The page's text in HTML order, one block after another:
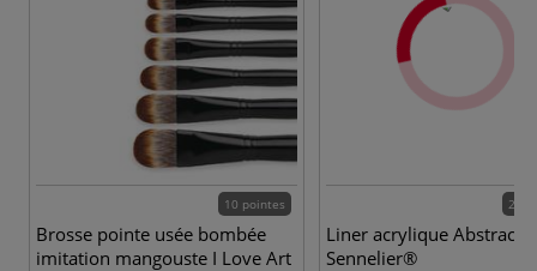
10 pointes
Brosse pointe usée bombée
imitation mangouste I Love Art
20
Liner acrylique Abstract
Sennelier®